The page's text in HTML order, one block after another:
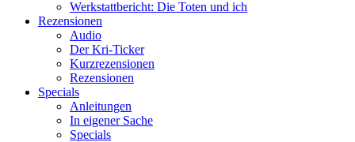
Werkstattbericht: Die Toten und ich
Rezensionen
Audio
Der Kri-Ticker
Kurzrezensionen
Rezensionen
Specials
Anleitungen
In eigener Sache
Specials